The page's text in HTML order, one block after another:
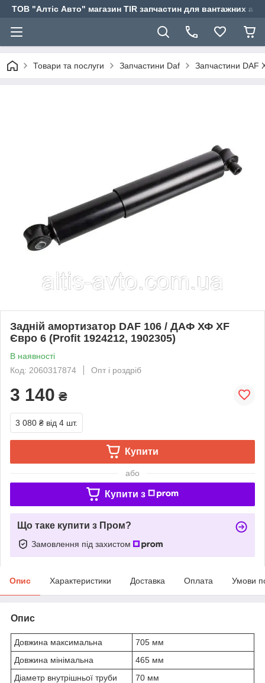
ТОВ "Алтіс Авто" магазин TIR запчастин для вантажних
Товари та послуги Запчастини Daf Запчастини DAF
Задній амортизатор DAF 106 / ДАФ ХФ XF
Євро 6 (Profit 1924212, 1902305)
В наявності
Код: 2060317874
Опт і роздріб
3 140 ₴
3 080 ₴ від 4 шт.
Купити
або
Купити з
Що таке купити з Пром?
Замовлення під захистом
Опис Характеристики Доставка Оплата Умови
Опис
Довжина максимальна
705 мм
Довжина мінімальна
465 мм
Діаметр внутрішньої труби
70 мм